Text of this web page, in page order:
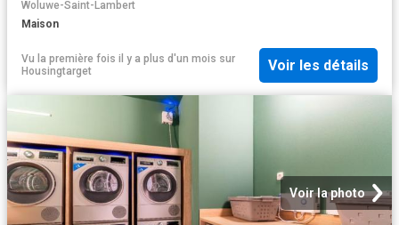
Woluwe-Saint-Lambert
Maison
Vu la première fois il y a plus d'un mois sur
Housingtarget
Voir les détails
Voir la photo